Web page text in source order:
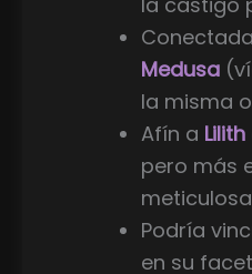
Medusa
la misma
Afín a Lilith
pero más
Podría
en su